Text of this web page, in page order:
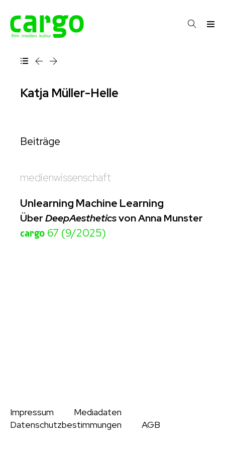
Katja Müller-Helle
Beiträge
medienwissenschaft
Unlearning Machine Learning
ÜberDeepAestheticsvon Anna Munster
cargo 67 (9/2025)
Impressum
Mediadaten
Datenschutzbestimmungen
AGB